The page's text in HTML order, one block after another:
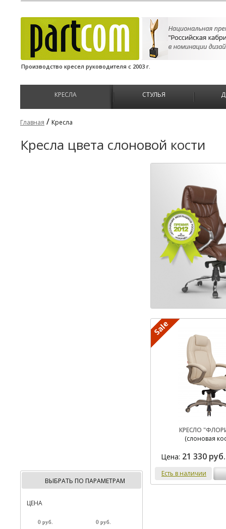
Производство кресел руководителя с 2003 г.
КРЕСЛА СТУЛЬЯ
Главная / Кресла
Кресла цвета слоновой кости
ВЫБРАТЬ ПО ПАРАМЕТРАМ
ЦЕНА
КРЕСЛО
(слоновая
Цена: 21 330 руб.
Есть в наличии